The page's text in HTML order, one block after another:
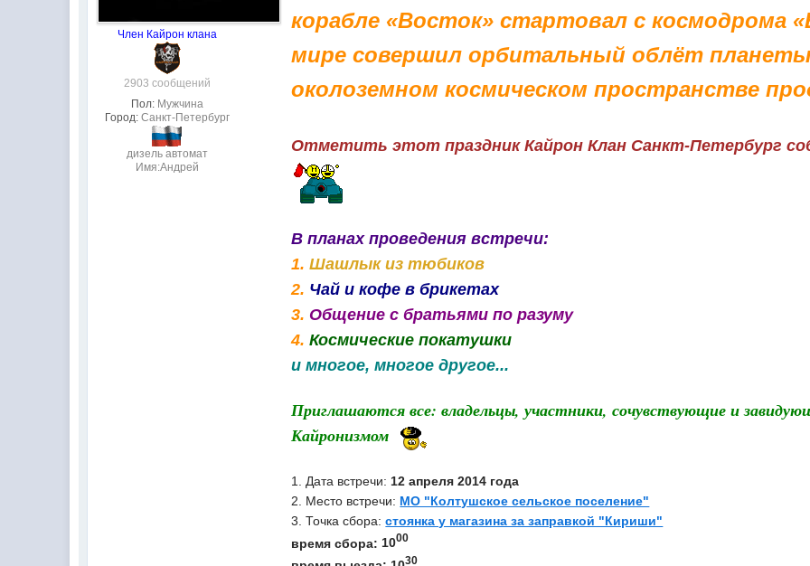
Член Кайрон клана
2903 сообщений
Пол: Мужчина
Город: Санкт-Петербург
дизель автомат
Имя:Андрей
корабле «Восток» стартовал с космодрома
мире совершил орбитальный облёт
околоземном космическом пространстве
Отметить этот праздник Кайрон Клан Санкт-Петербург
В планах проведения встречи:
1.Шашлык из тюбиков
2. Чай и кофе в брикетах
3. Общение с братьями по разуму
4.Космические покатушки
и многое, многое другое...
Приглашаются все: владельцы, участники, сочувствующие и
Кайронизмом
1. Дата встречи: 12 апреля2014 года
2. Место встречи: МО "Колтушское сельское поселение"
3. Точка сбора:стоянка у магазина за заправкой "Кириши"
время сбора:1000
30